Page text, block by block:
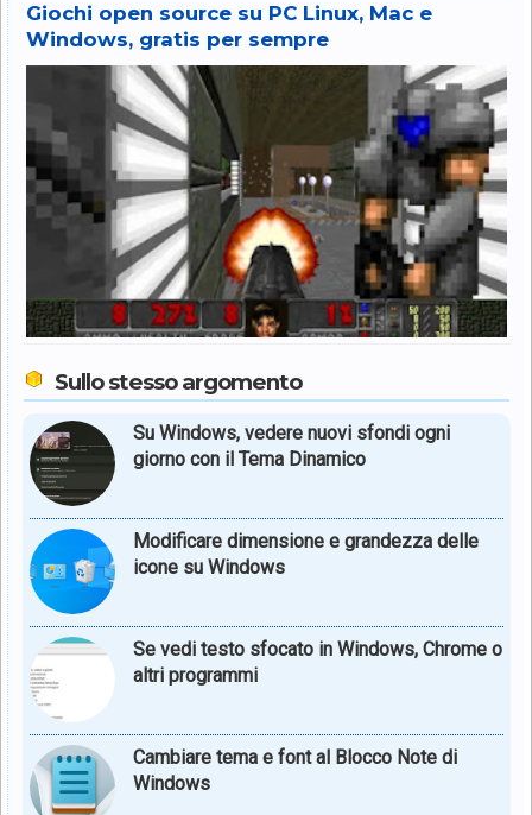
Giochi open source su PC Linux, Mac e
Windows, gratis per sempre
Sullo stesso argomento
Su Windows, vedere nuovi sfondi ogni
giorno con il Tema Dinamico
Modificare dimensione e grandezza delle
icone su Windows
Se vedi testo sfocato in Windows, Chrome o
altri programmi
Cambiare tema e font al Blocco Note di
Windows